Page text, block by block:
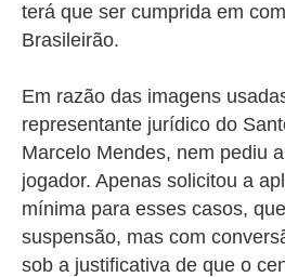
terá que ser cumprida em
Brasileirão.
Em razão das imagens
representante jurídico do
Marcelo Mendes, nem pediu
jogador. Apenas solicitou a
mínima para esses casos,
suspensão, mas com
sob a justificativa de que o